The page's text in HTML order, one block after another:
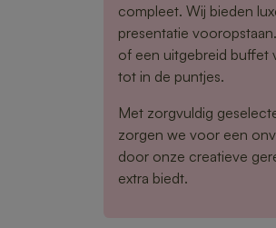
compleet. Wij bieden
presentatie
of een uitgebreid buffet
tot in de puntjes.
Met zorgvuldig
zorgen we voor een
door onze creatieve
extra biedt.